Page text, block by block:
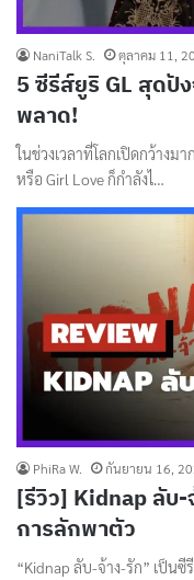
NaniTalk S. ตุลาคม 11,
5 ซีรีส์ยูริ GL สุดปั
พลาด!
ในช่วงเวลาที่โลกเปิดกว้างม
หรือ Girl Love ก็กำลังไ…
PhiRa W. กันยายน 16,
[รีวิว] Kidnap ลับ
การลักพาตัว
“Kidnap ลับ-จ้าง-รัก” เป็นซี